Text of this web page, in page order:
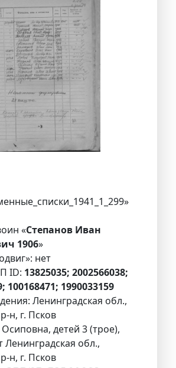
«Степанов Иван
1906»
нет
ID: 13825035; 2002566038;
100168471; 1990033159
Ленинградская обл.,
н, г. Псков
детей 3 (трое),
обл.,
н, г. Псков